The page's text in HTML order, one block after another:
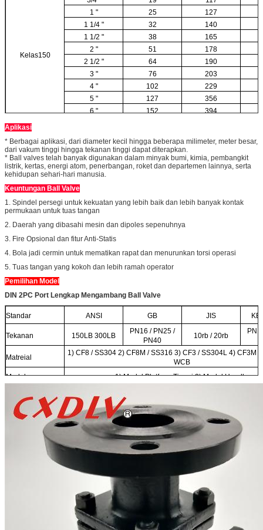
Kelas150
1 "
25
127
1 1/4 "
32
140
1 1/2 "
38
165
2 "
51
178
2 1/2 "
64
190
3 "
76
203
4 "
102
229
5 "
127
356
6 "
152
394
Aplikasi
* Berbagai aplikasi, dari diameter kecil hingga beberapa milimeter, meter besar,
dari vakum tinggi hingga tekanan tinggi dapat diterapkan.
* Ball valves telah banyak digunakan dalam minyak bumi, kimia, pembangkit
listrik, kertas, energi atom, penerbangan, roket dan departemen lainnya, serta
kehidupan sehari-hari manusia.
Keuntungan Ball Valve
1. Spindel persegi untuk kekuatan yang lebih baik dan lebih banyak kontak
permukaan untuk tuas tangan
2. Daerah yang dibasahi mesin dan dipoles sepenuhnya
3. Fire Opsional dan fitur Anti-Statis
4. Bola jadi cermin untuk mematikan rapat dan menurunkan torsi operasi
5. Tuas tangan yang kokoh dan lebih ramah operator
Pemilihan Model
DIN 2PC Port Lengkap Mengambang Ball Valve
Standar ANSI GB JIS
Tekanan 150LB 300LB
PN16 / PN25 /
PN40
10rb / 20rb
Matreial
1) CF8 / SS304 2) CF8M / SS316 3) CF3 / SS304L 4) CF3M /
WCB
Model
1) Model Platform Tinggi 2) Model Handle